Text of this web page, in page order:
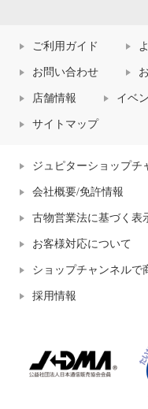
ご利用ガイド
お問い合わせ
店舗情報 イベ
サイトマップ
ジュピターショップチ
会社概要/免許情報
古物営業法に基づく表
お客様対応について
ショップチャンネルで
採用情報